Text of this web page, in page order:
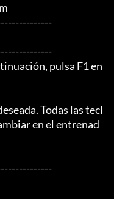
pulsa F1 en
Todas las tecl
en el entrenad